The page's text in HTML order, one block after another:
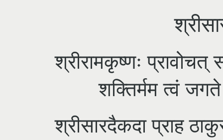
श्रीरामकृष्णः
शक्तिर्मम त्वं जगते
श्रीसारदैकदा प्राह